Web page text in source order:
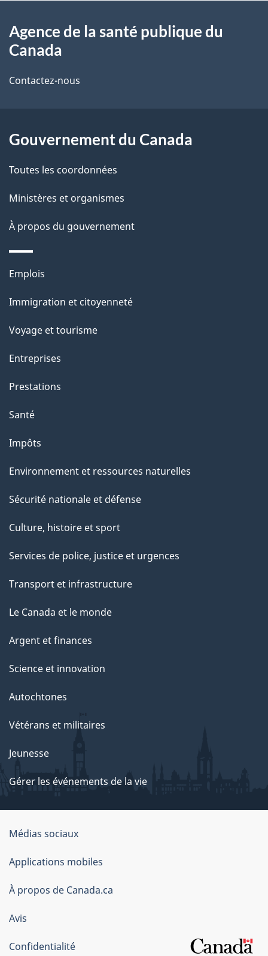
i
s
e
l
a
p
a
g
e
propos
de
ce
Agence de la santé publique du
Canada
Contactez-nous
Gouvernement du Canada
Toutes les coordonnées
Ministères et organismes
À propos du gouvernement
Thèmes
sujets
Emplois
Immigration et citoyenneté
Voyage et tourisme
Entreprises
Prestations
Santé
Impôts
Environnement et ressources naturelles
Sécurité nationale et défense
Culture, histoire et sport
Services de police, justice et urgences
Transport et infrastructure
Le Canada et le monde
Argent et finances
Science et innovation
Autochtones
Vétérans et militaires
Jeunesse
Gérer les événements de la vie
Organisation
du
gouvernement
du
Canada
Médias sociaux
Applications mobiles
À propos de Canada.ca
Avis
Confidentialité